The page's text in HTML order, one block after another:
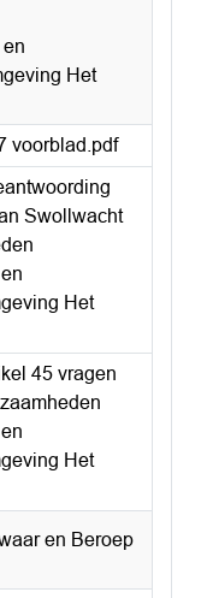
Het
voorblad.pdf
Swollwacht
Het
45 vragen
Het
en Beroep